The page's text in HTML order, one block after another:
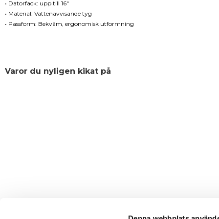
• Datorfack: upp till 16"
• Material: Vattenavvisande tyg
• Passform: Bekväm, ergonomisk utformning
Varor du nyligen kikat på